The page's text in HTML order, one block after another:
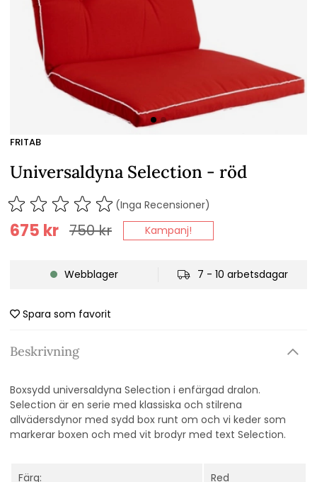
FRITAB
Universaldyna Selection - röd
(Inga Recensioner)
750kr
675 kr Kampanj!
Webblager 7 - 10 arbetsdagar
Spara som favorit
Beskrivning
Boxsydd universaldyna Selection i enfärgad dralon.
Selection är en serie med klassiska och stilrena
allvädersdynor med sydd box runt om och vi keder som
markerar boxen och med vit brodyr med text Selection.
Färg: Red